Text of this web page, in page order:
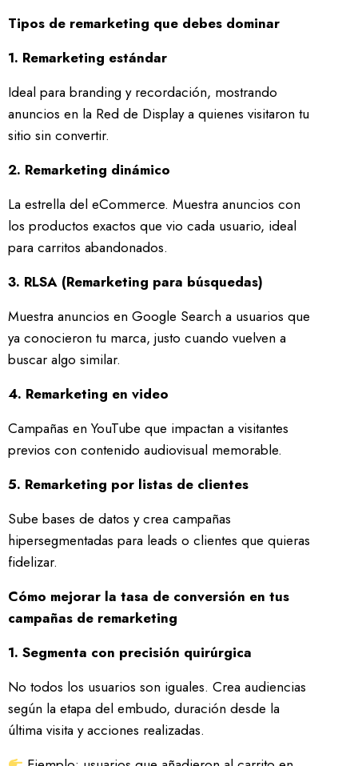
Tipos de remarketing que debes dominar
1. Remarketing estándar
Ideal para branding y recordación, mostrando
anuncios en la Red de Display a quienes visitaron tu
sitio sin convertir.
2. Remarketing dinámico
La estrella del eCommerce. Muestra anuncios con
los productos exactos que vio cada usuario, ideal
para carritos abandonados.
3. RLSA (Remarketing para búsquedas)
Muestra anuncios en Google Search a usuarios que
ya conocieron tu marca, justo cuando vuelven a
buscar algo similar.
4. Remarketing en video
Campañas en YouTube que impactan a visitantes
previos con contenido audiovisual memorable.
5. Remarketing por listas de clientes
Sube bases de datos y crea campañas
hipersegmentadas para leads o clientes que quieras
fidelizar.
Cómo mejorar la tasa de conversión en tus
campañas de remarketing
1. Segmenta con precisión quirúrgica
No todos los usuarios son iguales. Crea audiencias
según la etapa del embudo, duración desde la
última visita y acciones realizadas.